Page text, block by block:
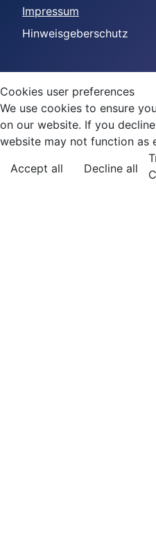
Impressum
Hinweisgeberschutz
Cookies user preferences
We use cookies to ensure
on our website. If you
website may not function as
Accept all
Decline all